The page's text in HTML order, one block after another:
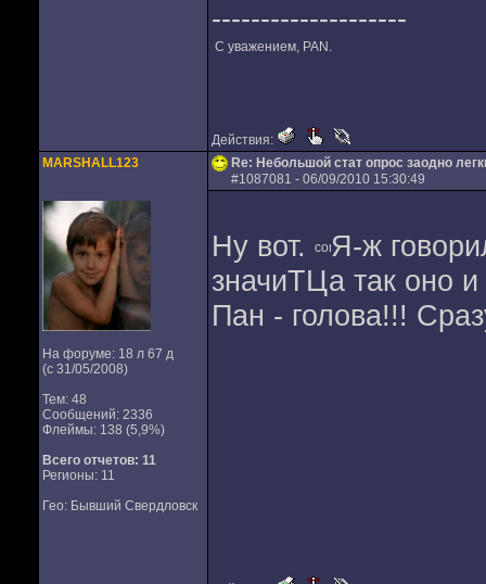
--------------------
С уважением, РАN.
Действия:
MARSHALL123
На форуме: 18 л 67 д
(с 31/05/2008)
Тем: 48
Сообщений: 2336
Флеймы: 138 (5,9%)
Всего отчетов: 11
Регионы: 11
Гео: Бывший Свердловск
Re: Небольшой стат опрос заодно
#1087081 - 06/09/2010 15:30:49
Ну вот.
Я-ж
значиТЦа так оно
Пан - голова!!!